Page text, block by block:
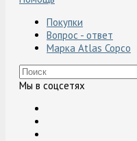
Покупки
Вопрос - ответ
Марка Atlas Copco
Мы в соцсетях